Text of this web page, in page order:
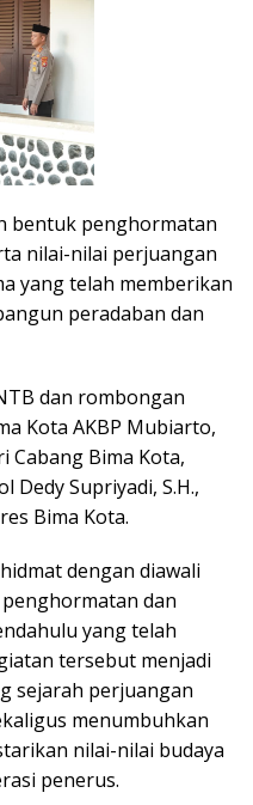
bentuk penghormatan
nilai-nilai perjuangan
yang telah memberikan
peradaban dan
dan rombongan
Kota AKBP Mubiarto,
Cabang Bima Kota,
Dedy Supriyadi, S.H.,
Bima Kota.
dengan diawali
dan
yang telah
tersebut menjadi
sejarah perjuangan
menumbuhkan
nilai-nilai budaya
penerus.